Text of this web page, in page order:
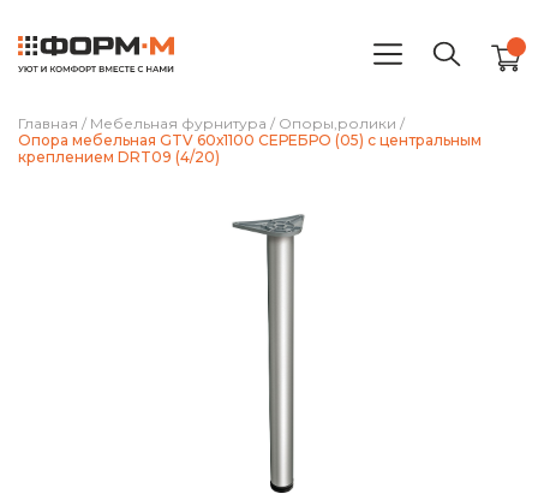
Главная / Мебельная фурнитура / Опоры,ролики /
Опора мебельная GTV 60х1100 СЕРЕБРО (05) с центральным
креплением DRT09 (4/20)